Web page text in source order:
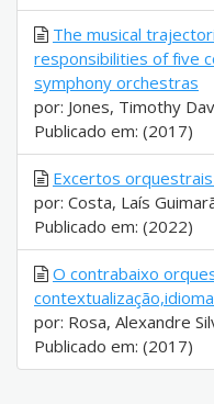
The musical
responsibilities of five
symphony orchestras
por: Jones, Timothy
Publicado em: (2017)
Excertos
por: Costa, Laís
Publicado em: (2022)
O contrabaixo
por: Rosa, Alexandre
Publicado em: (2017)